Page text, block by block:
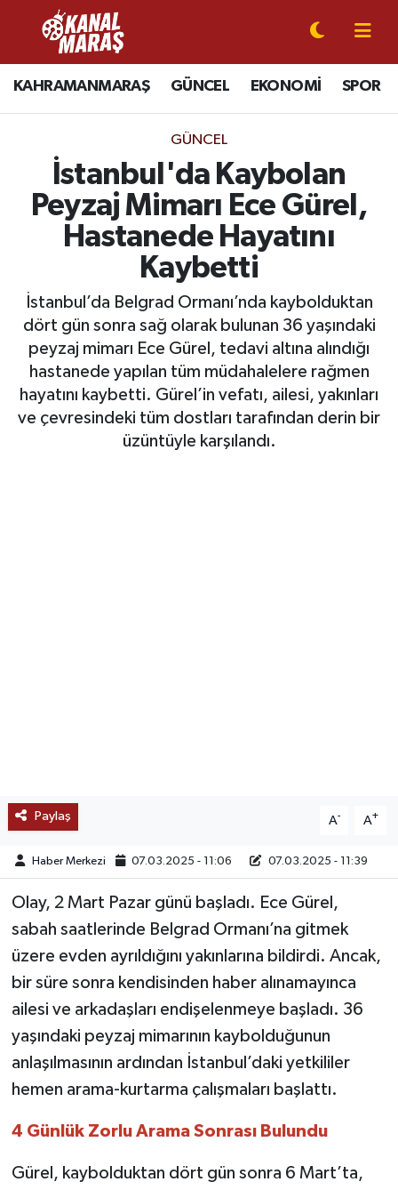
KAHRAMANMARAŞ GÜNCEL EKONOMİ SPOR
GÜNCEL
İstanbul'da Kaybolan
Peyzaj Mimarı Ece Gürel,
Hastanede Hayatını
Kaybetti
İstanbul’da Belgrad Ormanı’nda kaybolduktan
dört gün sonra sağ olarak bulunan 36 yaşındaki
peyzaj mimarı Ece Gürel, tedavi altına alındığı
hastanede yapılan tüm müdahalelere rağmen
hayatını kaybetti. Gürel’in vefatı, ailesi, yakınları
ve çevresindeki tüm dostları tarafından derin bir
üzüntüyle karşılandı.
Paylaş A- A+
Haber Merkezi 07.03.2025 - 11:06 07.03.2025 - 11:39
Olay, 2 Mart Pazar günü başladı. Ece Gürel,
sabah saatlerinde Belgrad Ormanı’na gitmek
üzere evden ayrıldığını yakınlarına bildirdi. Ancak,
bir süre sonra kendisinden haber alınamayınca
ailesi ve arkadaşları endişelenmeye başladı. 36
yaşındaki peyzaj mimarının kaybolduğunun
anlaşılmasının ardından İstanbul’daki yetkililer
hemen arama-kurtarma çalışmaları başlattı.
4 Günlük Zorlu Arama Sonrası Bulundu
Gürel, kaybolduktan dört gün sonra 6 Mart’ta,
CANLI YAYIN
KAHRAMANMARAŞ
GÜNCEL
SPOR
SİYASET
EKONOMİ
GÜNDEM
MAGAZİN
YAŞAM
KÜLTÜR SANAT
Kahramanmaraş Nöbetçi Eczaneler
Kahramanmaraş Hava Durumu
Kahramanmaraş Namaz Vakitleri
Kahramanmaraş Trafik Yoğunluk Haritası
Süper Lig Puan Durumu ve Fikstür
Tüm Manşetler
Son Dakika Haberleri
Haber Arşivi